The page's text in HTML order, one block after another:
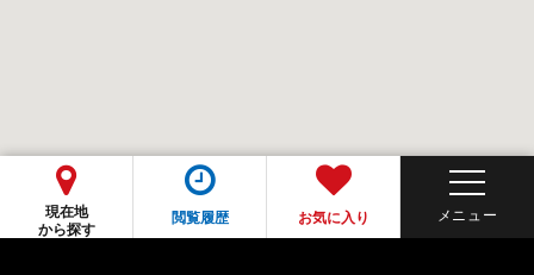
現在地
から探す
閲覧履歴 お気に入り